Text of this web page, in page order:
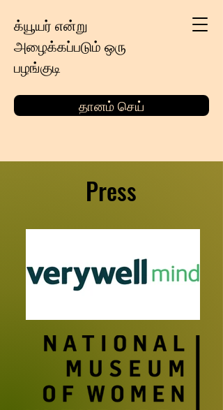
க்யூயர் என்று
அழைக்கப்படும் ஒரு
பழங்குடி
தானம் செய்
Press